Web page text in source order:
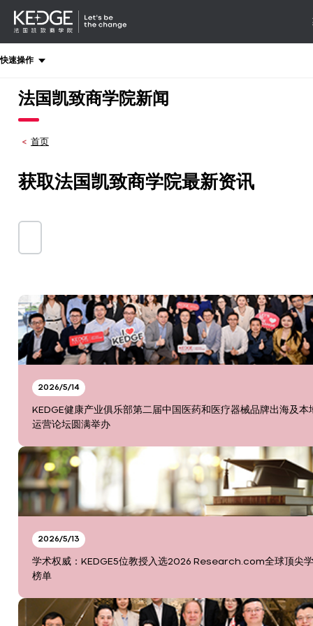
Kedge
Business
School
快速操作
法国凯致商学院新闻
首页
获取法国凯致商学院最新资讯
2026/5/14
KEDGE健康产业俱乐部第二届中国医药和医疗器械品牌出海及本
运营论坛圆满举办
2026/5/13
学术权威：KEDGE5位教授入选2026 Research.com全球顶尖
榜单